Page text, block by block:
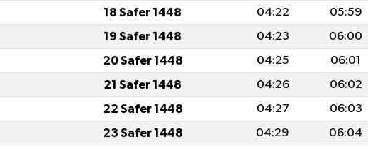
18 Safer 1448 04:22 05:59
19 Safer 1448 04:23 06:00
20 Safer 1448 04:25 06:01
21 Safer 1448 04:26 06:02
22 Safer 1448 04:27 06:03
23 Safer 1448 04:29 06:04